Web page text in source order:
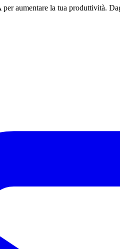
aumentare la tua produttività.